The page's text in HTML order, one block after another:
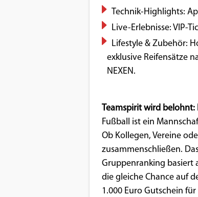
Technik-Highlights:
Live-Erlebnisse: VIP-
Lifestyle & Zubehör:
exklusive Reifensätze
NEXEN.
Teamspirit wird belohnt:
Fußball ist ein
Ob Kollegen, Vereine
zusammenschließen.
Gruppenranking basiert
die gleiche Chance auf
1.000 Euro Gutschein
Um Inhalte von Videoplattformen und
Social Media Plattformen anzeigen zu
können, werden von diesen externen
Medien Cookies gesetzt.